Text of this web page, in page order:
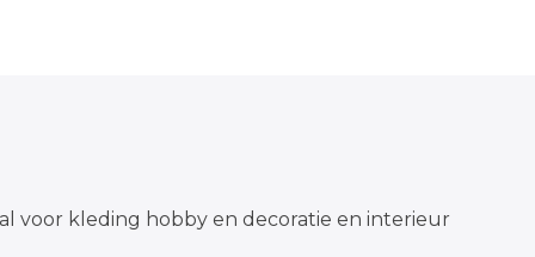
voor kleding hobby en decoratie en interieur